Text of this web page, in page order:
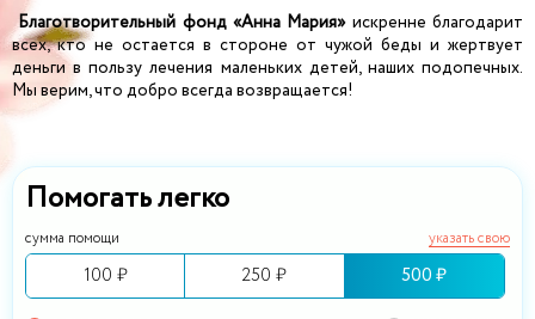
Помогать легко
сумма помощи указать свою
100 ₽ 250 ₽ 500 ₽
Благотворительный фонд «Анна Мария»искренне благодарит
всех, кто не остается в стороне от чужой беды и жертвует
деньги в пользу лечения маленьких детей, наших подопечных.
Мы верим, что добро всегда возвращается!